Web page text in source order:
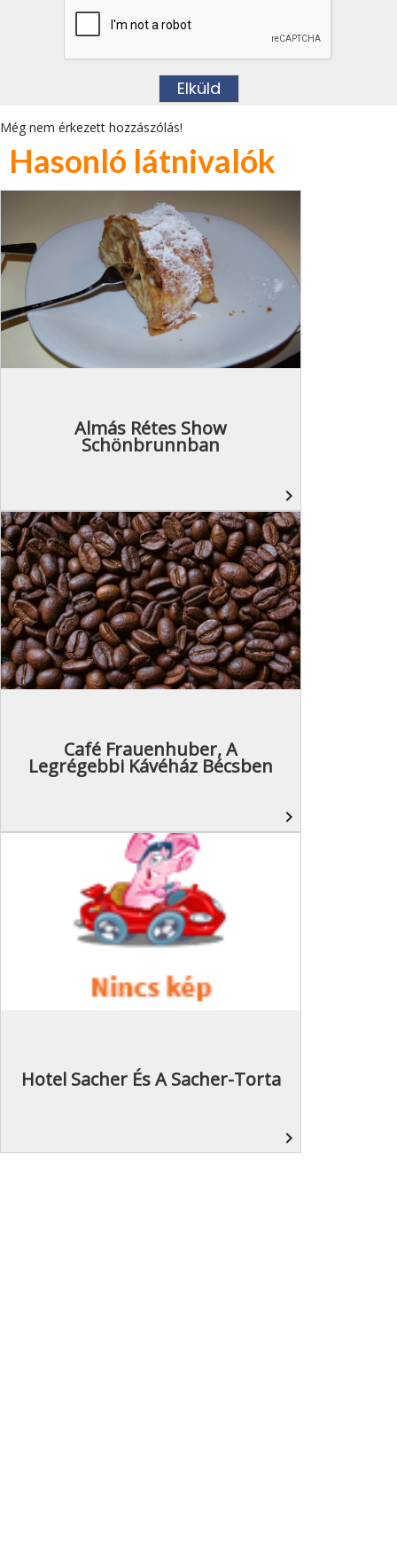
Még nem érkezett hozzászólás!
Hasonló látnivalók
Almás Rétes Show
Schönbrunnban
navigate_next
Café Frauenhuber, A
Legrégebbi Kávéház Bécsben
navigate_next
Hotel Sacher És A Sacher-Torta
navigate_next